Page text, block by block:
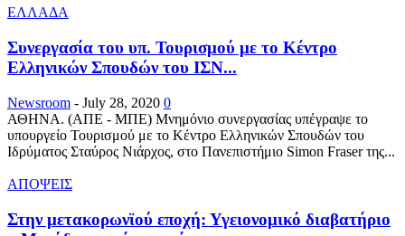
ΕΛΛΑΔΑ
Συνεργασία του υπ. Τουρισμού με το Κέντρο
Ελληνικών Σπουδών του ΙΣΝ...
Newsroom - July 28, 2020 0
ΑΘΗΝΑ. (ΑΠΕ - ΜΠΕ) Μνημόνιο συνεργασίας υπέγραψε το
υπουργείο Τουρισμού με το Κέντρο Ελληνικών Σπουδών του
Ιδρύματος Σταύρος Νιάρχος, στο Πανεπιστήμιο Simon Fraser της...
ΑΠΟΨΕΙΣ
Στην μετακορωνϊού εποχή: Υγειονομικό διαβατήριο